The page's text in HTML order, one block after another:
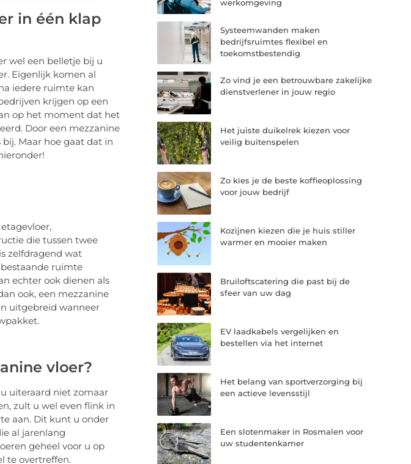
in één klap
wel een belletje bij u
Eigenlijk komen al
iedere ruimte kan
krijgen op een
op het moment dat het
Door een mezzanine
Maar hoe gaat dat in
die tussen twee
zelfdragend wat
ruimte
echter ook dienen als
ook, een mezzanine
uitgebreid wanneer
vloer?
uiteraard niet zomaar
zult u wel even flink in
aan. Dit kunt u onder
al jarenlang
geheel voor u op
te overtreffen.
werkomgeving
Systeemwanden maken
bedrijfsruimtes flexibel en
toekomstbestendig
Zo vind je een betrouwbare zakelijke
dienstverlener in jouw regio
Het juiste duikelrek kiezen voor
veilig buitenspelen
Zo kies je de beste koffieoplossing
voor jouw bedrijf
Kozijnen kiezen die je huis stiller
warmer en mooier maken
Bruiloftscatering die past bij de
sfeer van uw dag
EV laadkabels vergelijken en
bestellen via het internet
Het belang van sportverzorging bij
een actieve levensstijl
Een slotenmaker in Rosmalen voor
uw studentenkamer